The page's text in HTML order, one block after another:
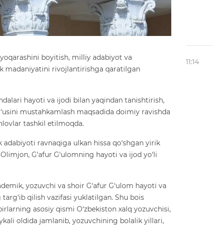
boyitish, milliy adabiyot va
madaniyatini rivojlantirishga qaratilgan
hayoti va ijodi bilan yaqindan tanishtirish,
mustahkamlash maqsadida doimiy ravishda
tashkil etilmoqda.
ravnaqiga ulkan hissa qo‘shgan yirik
G‘afur G‘ulomning hayoti va ijod yo‘li
yozuvchi va shoir G‘afur G‘ulom hayoti va
qilish vazifasi yuklatilgan. Shu bois
asosiy qismi O‘zbekiston xalq yozuvchisi,
oldida jamlanib, yozuvchining bolalik yillari,
11:14